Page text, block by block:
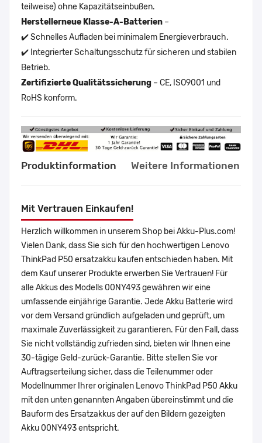
teilweise) ohne Kapazitätseinbußen.
Herstellerneue Klasse-A-Batterien –
✔️ Schnelles Aufladen bei minimalem Energieverbrauch.
✔️ Integrierter Schaltungsschutz für sicheren und stabilen
Betrieb.
Zertifizierte Qualitätssicherung – CE, ISO9001 und
RoHS konform.
Produktinformation Weitere Informationen
Mit Vertrauen Einkaufen!
Herzlich willkommen in unserem Shop bei Akku-Plus.com!
Vielen Dank, dass Sie sich für den hochwertigen Lenovo
ThinkPad P50 ersatzakku kaufen entschieden haben. Mit
dem Kauf unserer Produkte erwerben Sie Vertrauen! Für
alle Akkus des Modells 00NY493 gewähren wir eine
umfassende einjährige Garantie. Jede Akku Batterie wird
vor dem Versand gründlich aufgeladen und geprüft, um
maximale Zuverlässigkeit zu garantieren. Für den Fall, dass
Sie nicht vollständig zufrieden sind, bieten wir Ihnen eine
30-tägige Geld-zurück-Garantie. Bitte stellen Sie vor
Auftragserteilung sicher, dass die Teilenummer oder
Modellnummer Ihrer originalen Lenovo ThinkPad P50 Akku
mit den unten genannten Angaben übereinstimmt und die
Bauform des Ersatzakkus der auf den Bildern gezeigten
Akku 00NY493 entspricht.